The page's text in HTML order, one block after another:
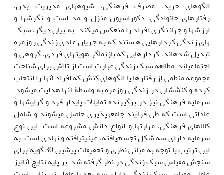
الگوهای خرید، مصرف فرهنگی، شیوه­های مدیریت بدن،
رفتارهای خانوادگی، دکوراسیون منزل و مد است و نگرش­ها و
ارزش­ها و جهان­نگری افراد را منعکس می­کند. به بیان دیگر، سبک­
های زندگی کردارهایی هستند که به جریان عادی زندگی روزمره
تبدیل شده­اند، کردارهایی که بازنماگر هویت­های فردی، گروهی و
اجتماعی­اند. مطالعه سبک زندگی عبارت است از تلاش برای شناخت
مجموعه منظمی از رفتارها یا الگوهای کنش که افراد آن‏ها را انتخاب
کرده و کنش­شان در زندگی روزمره به واسطۀ آن‏ها هدایت می­شود.
سرمایه فرهنگی نیز در برگیرنده تمایلات پایدار فرد و گرایش­ها و
عاداتی است که طی فرآیند جامعه­پذیری حاصل می­شوند و شامل
کالاهای فرهنگی، مهارت­ها و انواع دانش مشروعه است. این نوع
سرمایه دارای سه شکل تجسم‌یافته، عینیت­یافته و نهادی است. به
این ترتیب با توجه به مبانی نظری و تحقیقات پیشین 30 گویه برای
سنجش مقیاس سبک زندگی در نظر گرفته شد. بر پایه نتایج آنالیز